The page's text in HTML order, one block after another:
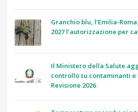
Granchio blu, l’Emilia-
2027 l’autorizzazione per
Il Ministero della Salute
controllo su contaminanti
Revisione 2026